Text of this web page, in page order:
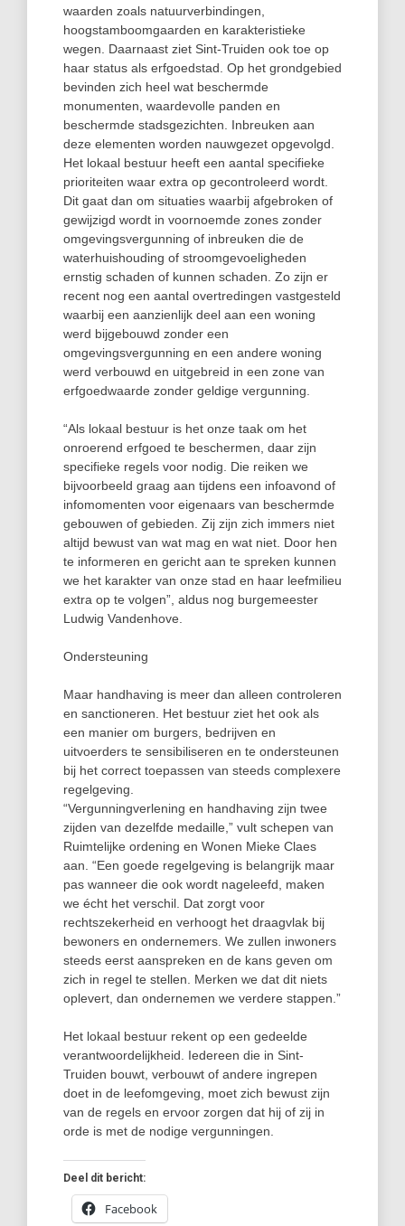
waarden zoals natuurverbindingen,
hoogstamboomgaarden en karakteristieke
wegen. Daarnaast ziet Sint-Truiden ook toe op
haar status als erfgoedstad. Op het grondgebied
bevinden zich heel wat beschermde
monumenten, waardevolle panden en
beschermde stadsgezichten. Inbreuken aan
deze elementen worden nauwgezet opgevolgd.
Het lokaal bestuur heeft een aantal specifieke
prioriteiten waar extra op gecontroleerd wordt.
Dit gaat dan om situaties waarbij afgebroken of
gewijzigd wordt in voornoemde zones zonder
omgevingsvergunning of inbreuken die de
waterhuishouding of stroomgevoeligheden
ernstig schaden of kunnen schaden. Zo zijn er
recent nog een aantal overtredingen vastgesteld
waarbij een aanzienlijk deel aan een woning
werd bijgebouwd zonder een
omgevingsvergunning en een andere woning
werd verbouwd en uitgebreid in een zone van
erfgoedwaarde zonder geldige vergunning.
“Als lokaal bestuur is het onze taak om het
onroerend erfgoed te beschermen, daar zijn
specifieke regels voor nodig. Die reiken we
bijvoorbeeld graag aan tijdens een infoavond of
infomomenten voor eigenaars van beschermde
gebouwen of gebieden. Zij zijn zich immers niet
altijd bewust van wat mag en wat niet. Door hen
te informeren en gericht aan te spreken kunnen
we het karakter van onze stad en haar leefmilieu
extra op te volgen”, aldus nog burgemeester
Ludwig Vandenhove.
Ondersteuning
Maar handhaving is meer dan alleen controleren
en sanctioneren. Het bestuur ziet het ook als
een manier om burgers, bedrijven en
uitvoerders te sensibiliseren en te ondersteunen
bij het correct toepassen van steeds complexere
regelgeving.
“Vergunningverlening en handhaving zijn twee
zijden van dezelfde medaille,” vult schepen van
Ruimtelijke ordening en Wonen Mieke Claes
aan. “Een goede regelgeving is belangrijk maar
pas wanneer die ook wordt nageleefd, maken
we écht het verschil. Dat zorgt voor
rechtszekerheid en verhoogt het draagvlak bij
bewoners en ondernemers. We zullen inwoners
steeds eerst aanspreken en de kans geven om
zich in regel te stellen. Merken we dat dit niets
oplevert, dan ondernemen we verdere stappen.”
Het lokaal bestuur rekent op een gedeelde
verantwoordelijkheid. Iedereen die in Sint-
Truiden bouwt, verbouwt of andere ingrepen
doet in de leefomgeving, moet zich bewust zijn
van de regels en ervoor zorgen dat hij of zij in
orde is met de nodige vergunningen.
Deel dit bericht:
Facebook